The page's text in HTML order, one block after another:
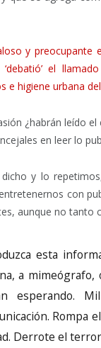
y
el
e higiene urbana
¿habrán leído
en leer lo
y lo
con
aunque no tanto
esta
a mimeógrafo,
esperando.
Rompa
Derrote el